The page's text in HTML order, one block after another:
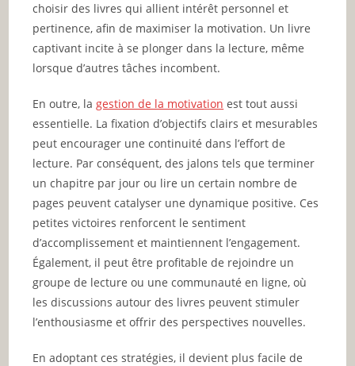
choisir des livres qui allient intérêt personnel et
pertinence, afin de maximiser la motivation. Un livre
captivant incite à se plonger dans la lecture, même
lorsque d’autres tâches incombent.
En outre, lagestion de la motivation est tout aussi
essentielle. La fixation d’objectifs clairs et mesurables
peut encourager une continuité dans l’effort de
lecture. Par conséquent, des jalons tels que terminer
un chapitre par jour ou lire un certain nombre de
pages peuvent catalyser une dynamique positive. Ces
petites victoires renforcent le sentiment
d’accomplissement et maintiennent l’engagement.
Également, il peut être profitable de rejoindre un
groupe de lecture ou une communauté en ligne, où
les discussions autour des livres peuvent stimuler
l’enthousiasme et offrir des perspectives nouvelles.
En adoptant ces stratégies, il devient plus facile de